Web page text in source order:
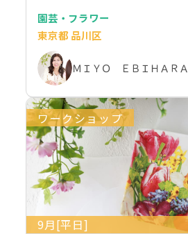
園芸・フラワー
東京都 品川区
ＭＩＹＯ ＥＢＩＨＡＲＡ
ワークショップ
9月[平日]